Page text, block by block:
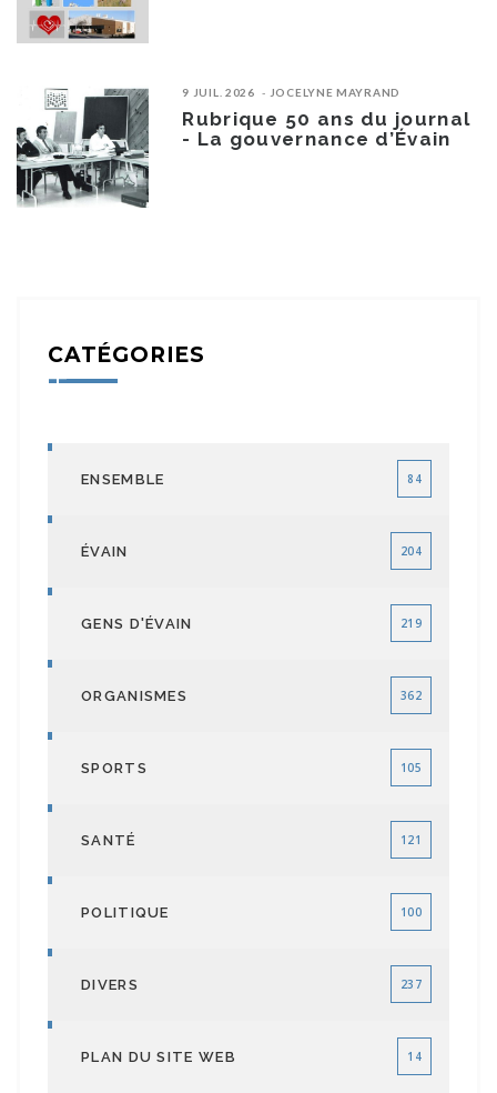
9 JUIL. 2026 JOCELYNE MAYRAND
Rubrique 50 ans du journal
- La gouvernance d’Évain
CATÉGORIES
ENSEMBLE 84
ÉVAIN 204
GENS D'ÉVAIN 219
ORGANISMES 362
SPORTS 105
SANTÉ 121
POLITIQUE 100
DIVERS 237
PLAN DU SITE WEB 14